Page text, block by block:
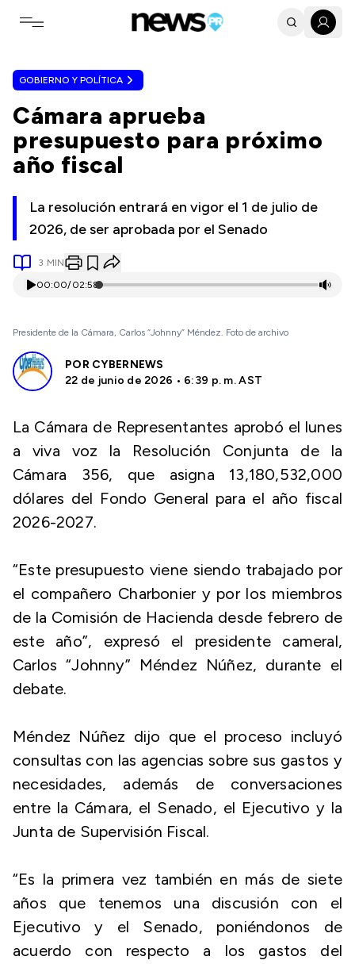
Toggle navigation menu
GOBIERNO Y POLÍTICA
Cámara aprueba
presupuesto para próximo
año fiscal
La resolución entrará en vigor el 1 de julio de
2026, de ser aprobada por el Senado
3 MIN
00:00/02:58
Presidente de la Cámara, Carlos “Johnny” Méndez. Foto de archivo
POR CYBERNEWS
22 de junio de 2026 • 6:39 p. m. AST
La Cámara de Representantes aprobó el lunes
a viva voz la Resolución Conjunta de la
Cámara 356, que asigna 13,180,532,000
dólares del Fondo General para el año fiscal
2026-2027.
“Este presupuesto viene siendo trabajado por
el compañero Charbonier y por los miembros
de la Comisión de Hacienda desde febrero de
este año”, expresó el presidente cameral,
Carlos “Johnny” Méndez Núñez, durante el
debate.
Méndez Núñez dijo que el proceso incluyó
consultas con las agencias sobre sus gastos y
necesidades, además de conversaciones
entre la Cámara, el Senado, el Ejecutivo y la
Junta de Supervisión Fiscal.
“Es la primera vez también en más de siete
años que tenemos una discusión con el
Ejecutivo y el Senado, poniéndonos de
acuerdo con respecto a los gastos del